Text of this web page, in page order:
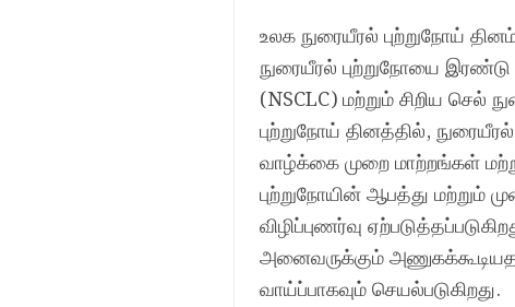
உலக நுரையீரல் புற்றுநோய்
நுரையீரல் புற்றுநோயை
(NSCLC) மற்றும் சிறிய
புற்றுநோய் தினத்தில்,
வாழ்க்கை முறை மாற்றங்கள்
புற்றுநோயின் ஆபத்து மற்றும்
விழிப்புணர்வு
அனைவருக்கும்
வாய்ப்பாகவும் செயல்படுகிறது.